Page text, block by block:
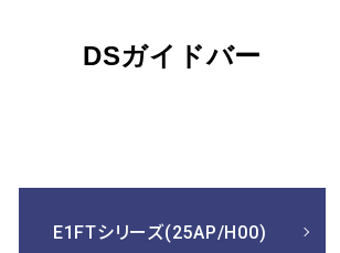
DSガイドバー
E1FTシリーズ(25AP/H00)